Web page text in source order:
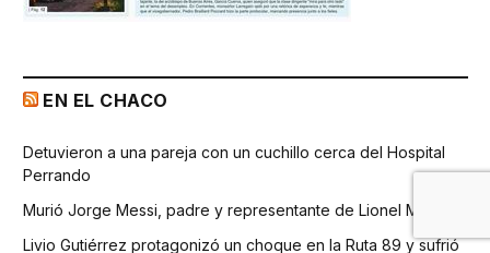
EN EL CHACO
Detuvieron a una pareja con un cuchillo cerca del Hospital
Perrando
Murió Jorge Messi, padre y representante de Lionel Messi
Livio Gutiérrez protagonizó un choque en la Ruta 89 y sufrió